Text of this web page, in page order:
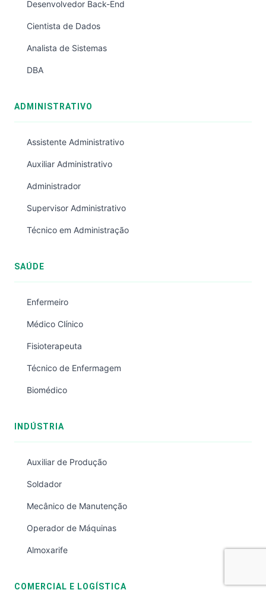
Desenvolvedor Back-End
Cientista de Dados
Analista de Sistemas
DBA
ADMINISTRATIVO
Assistente Administrativo
Auxiliar Administrativo
Administrador
Supervisor Administrativo
Técnico em Administração
SAÚDE
Enfermeiro
Médico Clínico
Fisioterapeuta
Técnico de Enfermagem
Biomédico
INDÚSTRIA
Auxiliar de Produção
Soldador
Mecânico de Manutenção
Operador de Máquinas
Almoxarife
COMERCIAL E LOGÍSTICA